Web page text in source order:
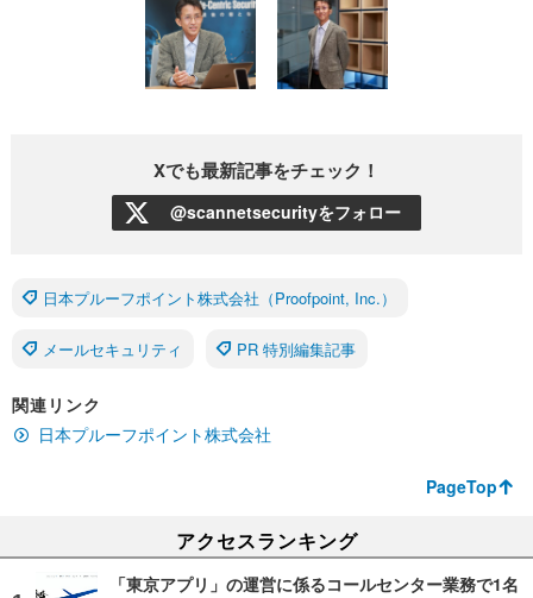
Xでも最新記事をチェック！
@scannetsecurityをフォロー
日本プルーフポイント株式会社（Proofpoint, Inc.）
メールセキュリティ PR 特別編集記事
関連リンク
日本プルーフポイント株式会社
PageTop
アクセスランキング
「東京アプリ」の運営に係るコールセンター業務で1名